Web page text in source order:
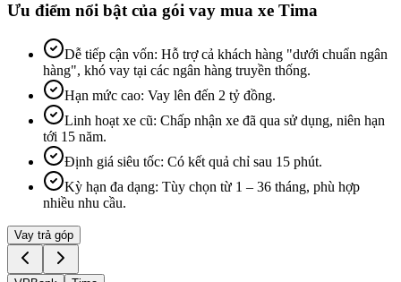
Ưu điểm nổi bật của gói vay mua xe Tima
Dễ tiếp cận vốn: Hỗ trợ cả khách hàng "dưới chuẩn ngân
hàng", khó vay tại các ngân hàng truyền thống.
Hạn mức cao: Vay lên đến 2 tỷ đồng.
Linh hoạt xe cũ: Chấp nhận xe đã qua sử dụng, niên hạn
tới 15 năm.
Định giá siêu tốc: Có kết quả chỉ sau 15 phút.
Kỳ hạn đa dạng: Tùy chọn từ 1 – 36 tháng, phù hợp
nhiều nhu cầu.
Vay trả góp